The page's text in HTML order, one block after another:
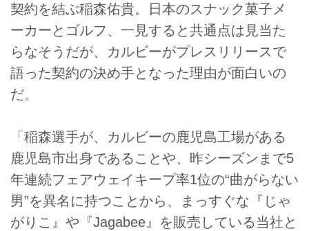
契約を結ぶ稲森佑貴。日本のスナック菓子メ
ーカーとゴルフ、一見すると共通点は見当た
らなそうだが、カルビーがプレスリリースで
語った契約の決め手となった理由が面白いの
だ。
「稲森選手が、カルビーの鹿児島工場がある
鹿児島市出身であることや、昨シーズンまで5
年連続フェアウェイキープ率1位の“曲がらない
男”を異名に持つことから、まっすぐな『じゃ
がりこ』や『Jagabee』を販売している当社と